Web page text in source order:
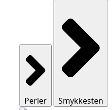
Perler Smykkesten